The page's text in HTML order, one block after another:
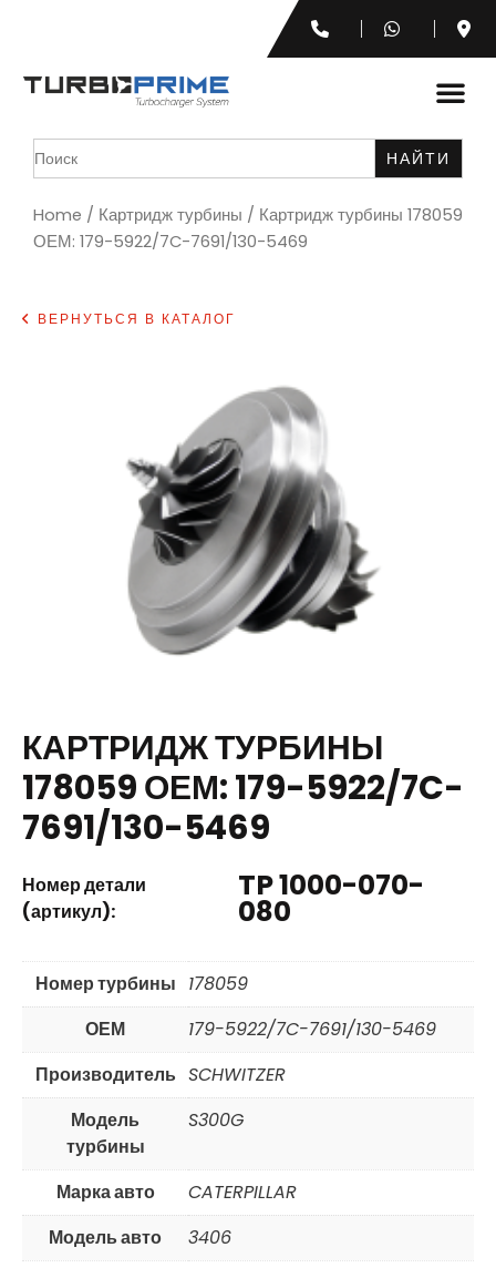
Search
for:
Home / Картридж турбины / Картридж турбины 178059
ОЕМ: 179-5922/7C-7691/130-5469
ВЕРНУТЬСЯ В КАТАЛОГ
КАРТРИДЖ ТУРБИНЫ
178059 ОЕМ: 179-5922/7C-
7691/130-5469
Номер детали
(артикул):
TP 1000-070-
080
Номер турбины 178059
ОЕМ
179-5922/7C-7691/130-5469
Производитель SCHWITZER
Модель
турбины
S300G
Марка авто
CATERPILLAR
Модель авто
3406